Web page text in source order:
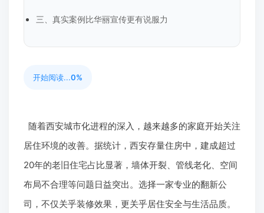
三、真实案例比华丽宣传更有说服力
开始阅读...0%
随着西安城市化进程的深入，越来越多的家庭开始关注
居住环境的改善。据统计，西安存量住房中，建成超过
20年的老旧住宅占比显著，墙体开裂、管线老化、空间
布局不合理等问题日益突出。选择一家专业的翻新公
司，不仅关乎装修效果，更关乎居住安全与生活品质。